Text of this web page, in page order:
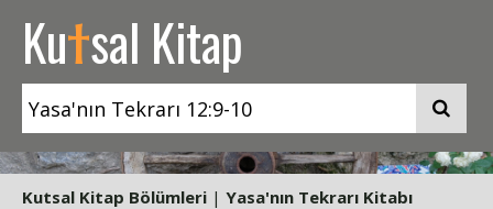
Kutsal Kitap
Kutsal Kitap Bölümleri | Yasa'nın Tekrarı Kitabı